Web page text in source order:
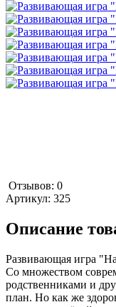
Отзывов: 0
Артикул: 325
Описание
Развивающая игра
Со множеством
родственниками и
план. Но как же